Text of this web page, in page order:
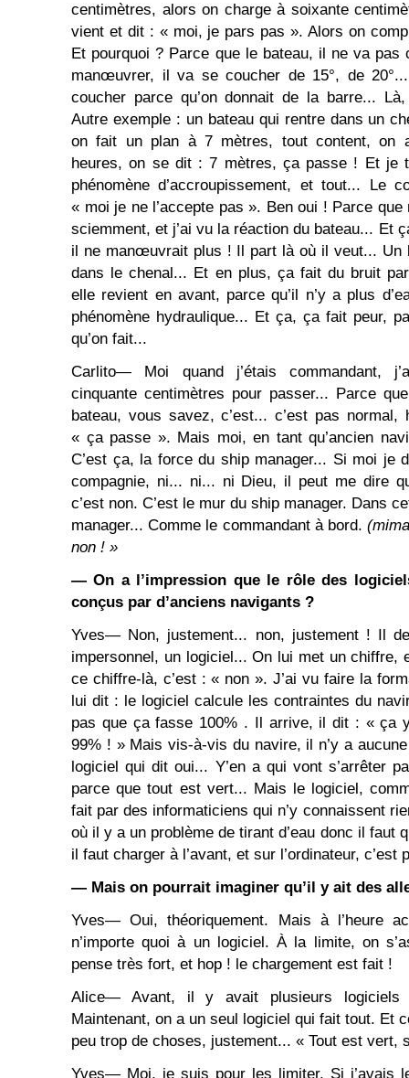
centimètres, alors on charge à soixante
vient et dit : « moi, je pars pas ». Alors on
Et pourquoi ? Parce que le bateau, il ne va pas
manœuvrer, il va se coucher de 15°, de
coucher parce qu’on donnait de la barre...
Autre exemple : un bateau qui rentre dans un
on fait un plan à 7 mètres, tout content, on
heures, on se dit : 7 mètres, ça passe ! Et je
phénomène d’accroupissement, et tout... Le
« moi je ne l’accepte pas ». Ben oui ! Parce que
sciemment, et j’ai vu la réaction du bateau... Et
il ne manœuvrait plus ! Il part là où il veut... Un
dans le chenal... Et en plus, ça fait du bruit
elle revient en avant, parce qu’il n’y a plus
phénomène hydraulique... Et ça, ça fait peur,
qu’on fait...
Carlito― Moi quand j’étais commandant,
cinquante centimètres pour passer... Parce
bateau, vous savez, c’est... c’est pas
« ça passe ». Mais moi, en tant qu’ancien
C’est ça, la force du ship manager... Si moi je
compagnie, ni... ni... ni Dieu, il peut me dire
c’est non. C’est le mur du ship manager. Dans
manager... Comme le commandant à bord.
non ! »
― On a l’impression que le rôle des
conçus par d’anciens navigants ?
Yves― Non, justement... non, justement ! Il
impersonnel, un logiciel... On lui met un chiffre,
ce chiffre-là, c’est : « non ». J’ai vu faire la
lui dit : le logiciel calcule les contraintes du
pas que ça fasse 100% . Il arrive, il dit : « ça
99% ! » Mais vis-à-vis du navire, il n’y a
logiciel qui dit oui... Y’en a qui vont s’arrêter
parce que tout est vert... Mais le logiciel,
fait par des informaticiens qui n’y connaissent
où il y a un problème de tirant d’eau donc il faut
il faut charger à l’avant, et sur l’ordinateur, c’est
― Mais on pourrait imaginer qu’il y ait des
Yves― Oui, théoriquement. Mais à l’heure
n’importe quoi à un logiciel. À la limite, on
pense très fort, et hop ! le chargement est fait !
Alice― Avant, il y avait plusieurs logiciels
Maintenant, on a un seul logiciel qui fait tout. Et
peu trop de choses, justement... « Tout est vert,
Yves― Moi, je suis pour les limiter. Si j’avais